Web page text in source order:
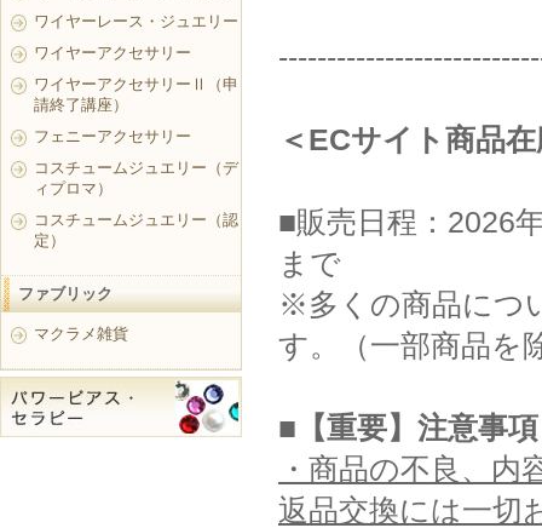
＜ECサイト商品
■販売日程：2026
まで
※多くの商品につ
す。（一部商品を
■【重要】注意事項
・商品の不良、
返品交換には一切
ワイヤーレース・ジュエリー
ワイヤーアクセサリー
ワイヤーアクセサリーⅡ（申
請終了講座）
フェニーアクセサリー
コスチュームジュエリー（デ
ィプロマ）
コスチュームジュエリー（認
定）
ファブリック
マクラメ雑貨